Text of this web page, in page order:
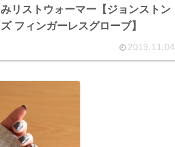
みリストウォーマー【ジョンストン
ズ フィンガーレスグローブ】
2019.11.04